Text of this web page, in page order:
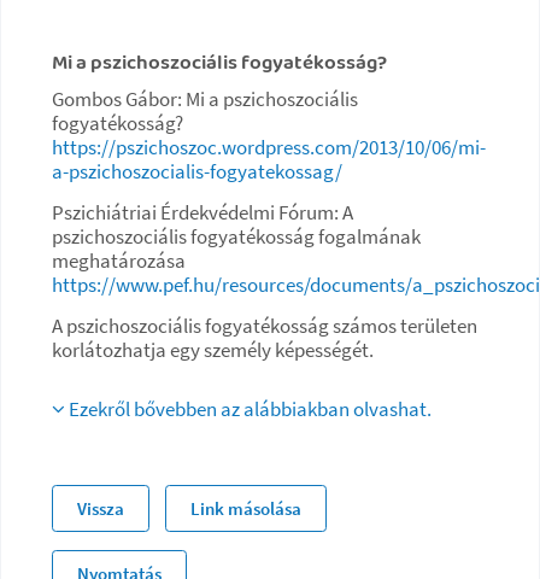
Mi a pszichoszociális fogyatékosság?
Gombos Gábor: Mi a pszichoszociális
fogyatékosság?
https://pszichoszoc.wordpress.com/2013/10/06/mi-
a-pszichoszocialis-fogyatekossag/
Pszichiátriai Érdekvédelmi Fórum: A
pszichoszociális fogyatékosság fogalmának
meghatározása
https://www.pef.hu/resources/documents/
A pszichoszociális fogyatékosság számos területen
korlátozhatja egy személy képességét.
Ezekről bővebben az alábbiakban olvashat.
Vissza Link másolása
Nyomtatás